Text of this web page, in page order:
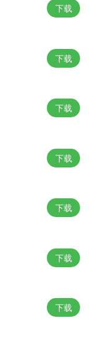
下载
下载
下载
下载
下载
下载
下载